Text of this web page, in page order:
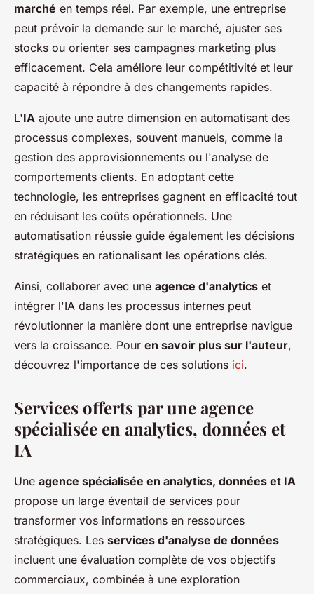
marché en temps réel. Par exemple, une entreprise
peut prévoir la demande sur le marché, ajuster ses
stocks ou orienter ses campagnes marketing plus
efficacement. Cela améliore leur compétitivité et leur
capacité à répondre à des changements rapides.
L'IA ajoute une autre dimension en automatisant des
processus complexes, souvent manuels, comme la
gestion des approvisionnements ou l'analyse de
comportements clients. En adoptant cette
technologie, les entreprises gagnent en efficacité tout
en réduisant les coûts opérationnels. Une
automatisation réussie guide également les décisions
stratégiques en rationalisant les opérations clés.
Ainsi, collaborer avec une agence d'analytics et
intégrer l'IA dans les processus internes peut
révolutionner la manière dont une entreprise navigue
vers la croissance. Pour en savoir plus sur l'auteur,
découvrez l'importance de ces solutions ici.
Services offerts par une agence
spécialisée en analytics, données et
IA
Une agence spécialisée en analytics, données et IA
propose un large éventail de services pour
transformer vos informations en ressources
stratégiques. Les services d'analyse de données
incluent une évaluation complète de vos objectifs
commerciaux, combinée à une exploration